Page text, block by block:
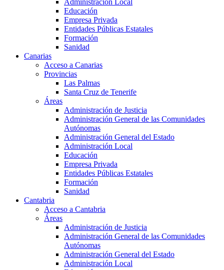
Administración Local
Educación
Empresa Privada
Entidades Públicas Estatales
Formación
Sanidad
Canarias
Acceso a Canarias
Provincias
Las Palmas
Santa Cruz de Tenerife
Áreas
Administración de Justicia
Administración General de las Comunidades
Autónomas
Administración General del Estado
Administración Local
Educación
Empresa Privada
Entidades Públicas Estatales
Formación
Sanidad
Cantabria
Acceso a Cantabria
Áreas
Administración de Justicia
Administración General de las Comunidades
Autónomas
Administración General del Estado
Administración Local